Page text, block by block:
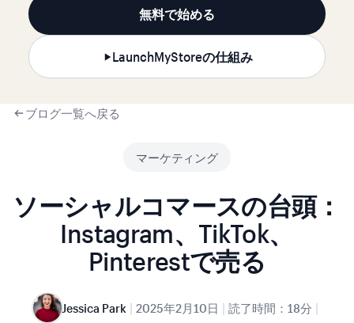
無料で始める
LaunchMyStoreの仕組み
ブログ一覧へ戻る
マーケティング
ソーシャルコマースの台頭：
Instagram、TikTok、
Pinterestで売る
Jessica Park | 2025年2月10日 | 読了時間：18分 |